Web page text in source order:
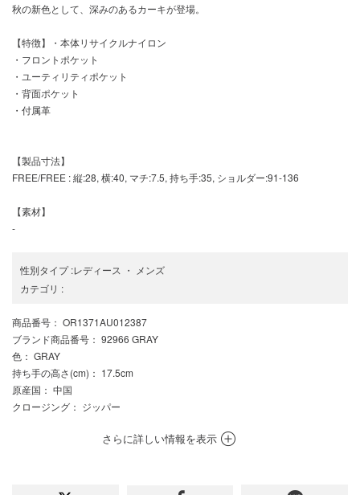
秋の新色として、深みのあるカーキが登場。
【特徴】・本体リサイクルナイロン
・フロントポケット
・ユーティリティポケット
・背面ポケット
・付属革
【製品寸法】
FREE/FREE : 縦:28, 横:40, マチ:7.5, 持ち手:35, ショルダー:91-136
【素材】
-
性別タイプ:レディース ・
メンズ
カテゴリ :
商品番号 ： OR1371AU012387
ブランド商品番号 ： 92966 GRAY
色 ： GRAY
持ち手の高さ(cm) ： 17.5cm
原産国 ： 中国
クロージング ： ジッパー
さらに詳しい情報を表示